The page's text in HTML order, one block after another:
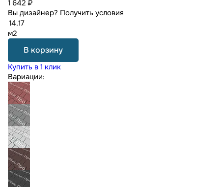
1 642 ₽
Вы дизайнер? Получить условия
м2
В корзину
Купить в 1 клик
Вариации: